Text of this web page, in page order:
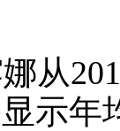
从
示年